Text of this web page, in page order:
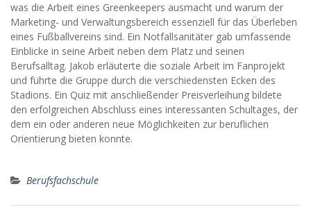
was die Arbeit eines Greenkeepers ausmacht und warum der
Marketing- und Verwaltungsbereich essenziell für das Überleben
eines Fußballvereins sind. Ein Notfallsanitäter gab umfassende
Einblicke in seine Arbeit neben dem Platz und seinen
Berufsalltag. Jakob erläuterte die soziale Arbeit im Fanprojekt
und führte die Gruppe durch die verschiedensten Ecken des
Stadions. Ein Quiz mit anschließender Preisverleihung bildete
den erfolgreichen Abschluss eines interessanten Schultages, der
dem ein oder anderen neue Möglichkeiten zur beruflichen
Orientierung bieten konnte.
Berufsfachschule